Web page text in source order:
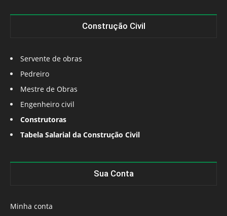
Construção Civil
Servente de obras
Pedreiro
Mestre de Obras
Engenheiro civil
Construtoras
Tabela Salarial da Construção Civil
Sua Conta
Minha conta